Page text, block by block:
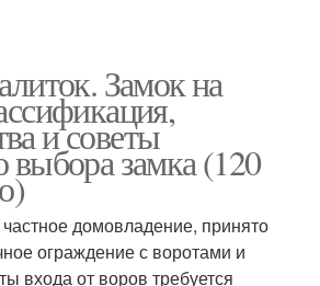
Замок на
и советы
выбора замка (120
домовладение, принято
ограждение с воротами и
входа от воров требуется